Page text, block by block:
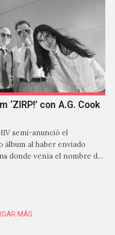
‘ZIRP!’ con A.G. Cook
semi-anunció el
álbum al haber enviado
donde venía el nombre de
MÁS